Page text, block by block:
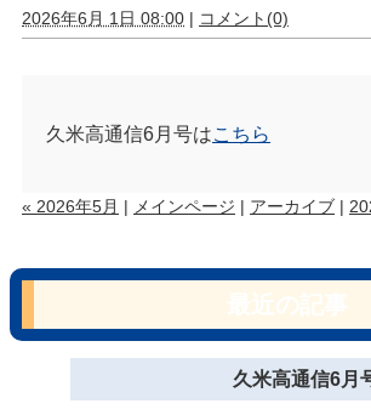
2026年6月 1日 08:00 | コメント(0)
久米高通信6月号はこちら
« 2026年5月 | メインページ | アーカイブ |
久米高通信6月